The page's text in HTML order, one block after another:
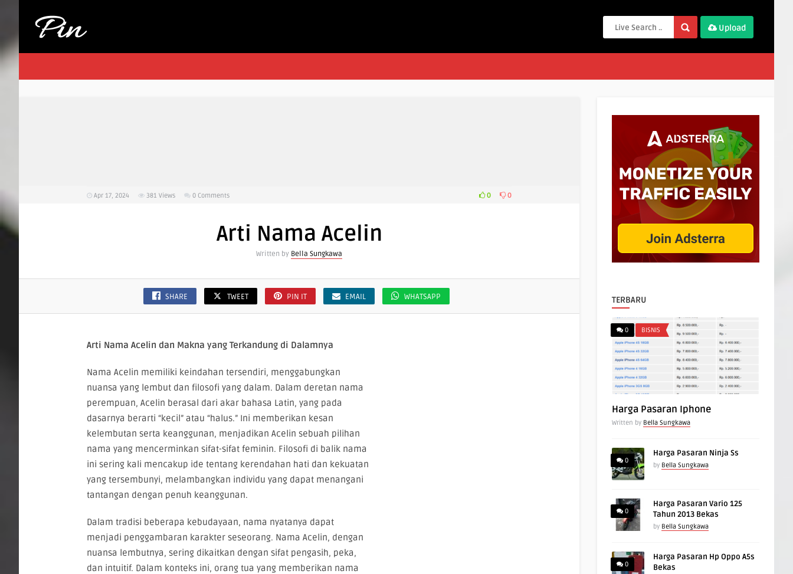
Upload
Apr 17, 2024 381 Views 0 Comments 0 0
Arti Nama Acelin
Written by Bella Sungkawa
SHARE TWEET PIN IT EMAIL WHATSAPP
Arti Nama Acelin dan Makna yang Terkandung di Dalamnya
Nama Acelin memiliki keindahan tersendiri, menggabungkan
nuansa yang lembut dan filosofi yang dalam. Dalam deretan nama
perempuan, Acelin berasal dari akar bahasa Latin, yang pada
dasarnya berarti “kecil” atau “halus.” Ini memberikan kesan
kelembutan serta keanggunan, menjadikan Acelin sebuah pilihan
nama yang mencerminkan sifat-sifat feminin. Filosofi di balik nama
ini sering kali mencakup ide tentang kerendahan hati dan kekuatan
yang tersembunyi, melambangkan individu yang dapat menangani
tantangan dengan penuh keanggunan.
Dalam tradisi beberapa kebudayaan, nama nyatanya dapat
menjadi penggambaran karakter seseorang. Nama Acelin, dengan
nuansa lembutnya, sering dikaitkan dengan sifat pengasih, peka,
dan intuitif. Dalam konteks ini, orang tua yang memberikan nama
TERBARU
0 BISNIS
Harga Pasaran Iphone
Written by Bella Sungkawa
0
Harga Pasaran Ninja Ss
by Bella Sungkawa
0
Harga Pasaran Vario 125
Tahun 2013 Bekas
by Bella Sungkawa
0
Harga Pasaran Hp Oppo A5s
Bekas